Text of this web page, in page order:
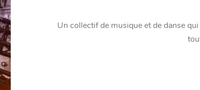
Un collectif de musique et de danse